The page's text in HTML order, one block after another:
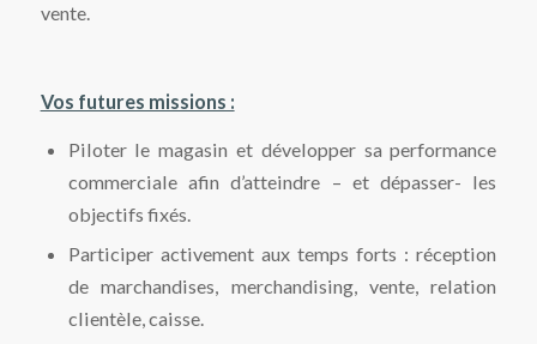
vente.
Vos futures missions :
Piloter le magasin et développer sa performance
commerciale afin d’atteindre – et dépasser- les
objectifs fixés.
Participer activement aux temps forts : réception
de marchandises, merchandising, vente, relation
clientèle, caisse.